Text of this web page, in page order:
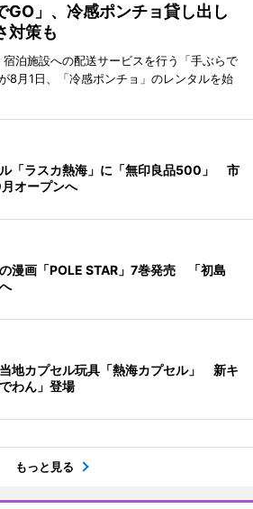
GO」、冷感ポンチョ貸し出し
対策も
泊施設への配送サービスを行う「手ぶらで
8月1日、「冷感ポンチョ」のレンタルを始
「ラスカ熱海」に「無印良品500」 市
オープンへ
漫画「POLE STAR」7巻発売 「初島
地カプセル玩具「熱海カプセル」 新キ
わん」登場
もっと見る